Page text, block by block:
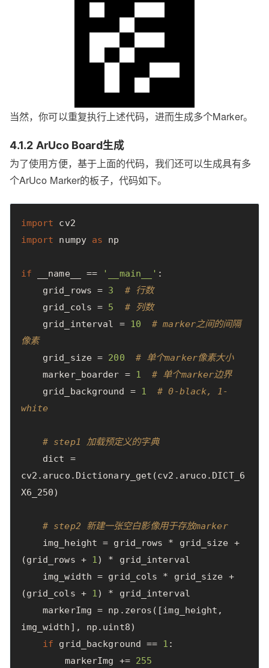
当然，你可以重复执行上述代码，进而生成多个Marker。
4.1.2 ArUco Board生成
为了使用方便，基于上面的代码，我们还可以生成具有多
个ArUco Marker的板子，代码如下。
import
cv2
import
numpy as np
if __name__ == '__main__' :
grid_rows = 3
# 行数
grid_cols = 5
# 列数
grid_interval
= 10
# marker之间的间隔
像素
grid_size = 200
# 单个marker像素大小
marker_boarder = 1
# 单个marker边界
grid_background
= 1
# 0-black, 1-
white
# step1 加载预定义的字典
dict
=
cv2 . aruco . Dictionary_get (cv2 . aruco . DICT_6
X6_250)
# step2 新建一张空白影像用于存放marker
img_height = grid_rows * grid_size +
(grid_rows + 1) *
grid_interval
img_width = grid_cols * grid_size +
(grid_cols + 1) *
grid_interval
markerImg = np . zeros ([img_height ,
img_width ], np . uint8)
if
grid_background == 1 :
markerImg
+= 255